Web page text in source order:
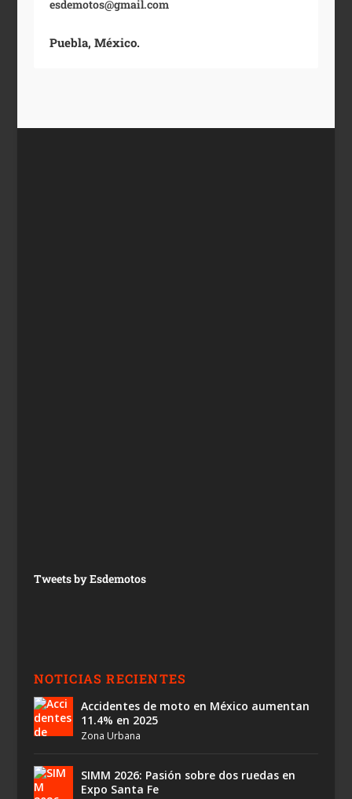
esdemotos@gmail.com
Puebla, México.
Tweets by Esdemotos
NOTICIAS RECIENTES
Accidentes de moto en México aumentan
11.4% en 2025
Zona Urbana
SIMM 2026: Pasión sobre dos ruedas en
Expo Santa Fe